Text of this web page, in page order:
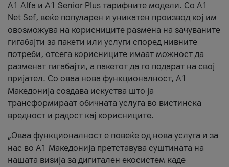
А1 Alfa и A1 Senior Plus тарифните модели. Со A1
Net Sef, веќе популарен и уникатен производ кој им
овозможува на корисниците размена на зачуваните
гигабајти за пакети или услуги според нивните
потреби, отсега корисниците имаат можност да
разменат гигабајти, а пакетот да го подарат на свој
пријател. Со оваа нова функционалност, А1
Македонија создава искуства што ја
трансформираат обичната услуга во вистинска
вредност и радост кај корисниците.
„Оваа функционалност е повеќе од нова услуга и за
нас во А1 Македонија претставува суштината на
нашата визија за дигитален екосистем каде